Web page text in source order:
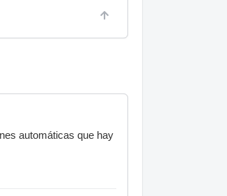
automáticas que hay